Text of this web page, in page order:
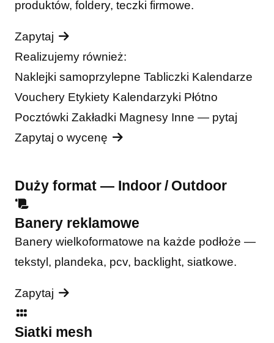
produktów, foldery, teczki firmowe.
Zapytaj
Realizujemy również:
Naklejki samoprzylepne Tabliczki Kalendarze
Vouchery Etykiety Kalendarzyki Płótno
Pocztówki Zakładki Magnesy Inne — pytaj
Zapytaj o wycenę
Duży format — Indoor / Outdoor
Banery reklamowe
Banery wielkoformatowe na każde podłoże —
tekstyl, plandeka, pcv, backlight, siatkowe.
Zapytaj
Siatki mesh